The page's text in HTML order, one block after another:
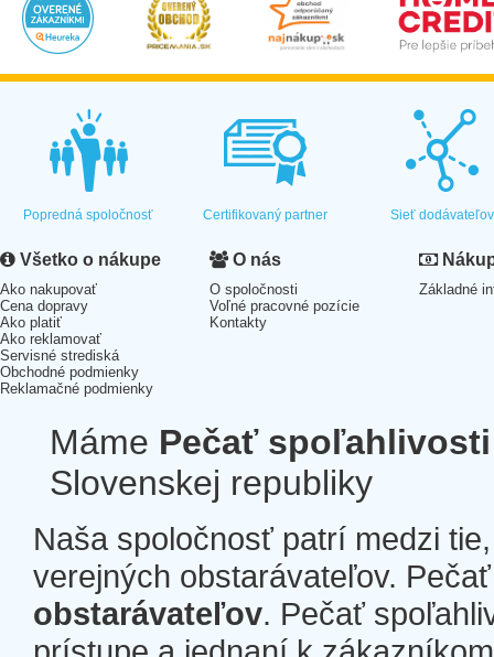
Popredná spoločnosť Certifikovaný partner Sieť dodávateľov
Všetko o nákupe
Ako nakupovať
Cena dopravy
Ako platiť
Ako reklamovať
Servisné strediská
Obchodné podmienky
Reklamačné podmienky
O nás
O spoločnosti
Voľné pracovné pozície
Kontakty
Základné
Máme Pečať spoľahlivosti
Slovenskej republiky
Naša spoločnosť patrí medzi
verejných obstarávateľov.
obstarávateľov. Pečať